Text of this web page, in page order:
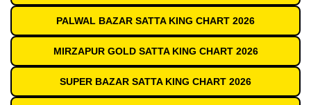
PALWAL BAZAR SATTA KING CHART 2026
MIRZAPUR GOLD SATTA KING CHART 2026
SUPER BAZAR SATTA KING CHART 2026